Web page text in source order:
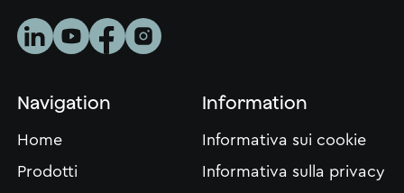
Navigation
Home
Prodotti
Information
Informativa sui cookie
Informativa sulla privacy